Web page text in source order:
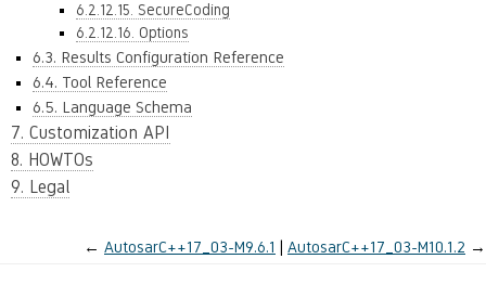
6.2.12.15. SecureCoding
6.2.12.16. Options
6.3. Results Configuration Reference
6.4. Tool Reference
6.5. Language Schema
7. Customization API
8. HOWTOs
9. Legal
← AutosarC++17_03-M9.6.1 AutosarC++17_03-M10.1.2 →